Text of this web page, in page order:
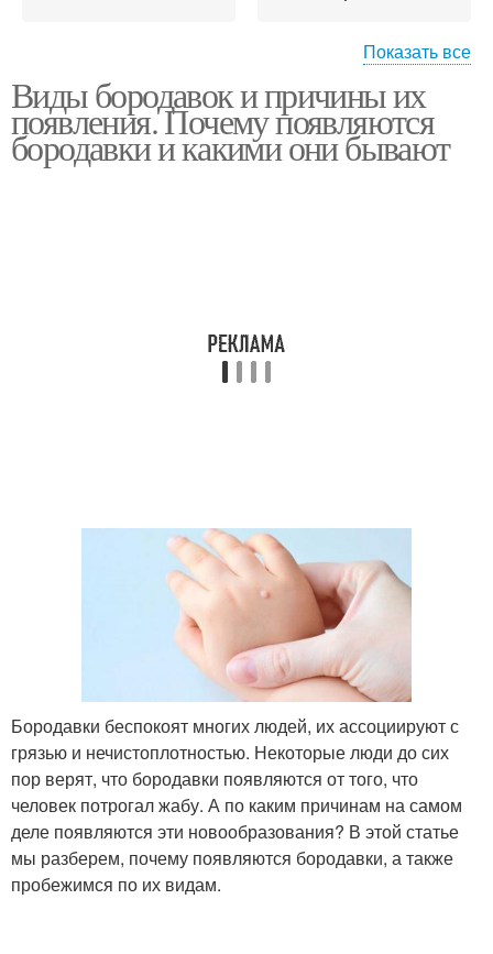
Вульгарные бородавки Средство от бородавок
Показать все
Виды бородавок и причины их
появления. Почему появляются
бородавки и какими они бывают
Бородавки беспокоят многих людей, их ассоциируют с
грязью и нечистоплотностью. Некоторые люди до сих
пор верят, что бородавки появляются от того, что
человек потрогал жабу. А по каким причинам на самом
деле появляются эти новообразования? В этой статье
мы разберем, почему появляются бородавки, а также
пробежимся по их видам.